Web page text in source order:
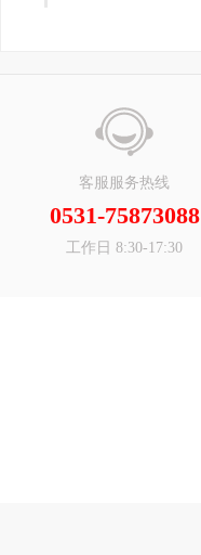
客服服务热线
0531-75873088
工作日 8:30-17:30